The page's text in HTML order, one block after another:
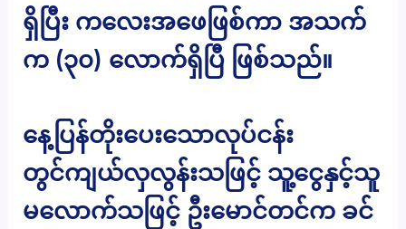
ရှိပြီး ကလေးအဖေဖြစ်ကာ အသက်
က (၃၀) လောက်ရှိပြီ ဖြစ်သည်။
နေ့ပြန်တိုးပေးသောလုပ်ငန်း
တွင်ကျယ်လှလွန်းသဖြင့် သူ့ငွေနှင့်သူ
မလောက်သဖြင့် ဦးမောင်တင်က ခင်